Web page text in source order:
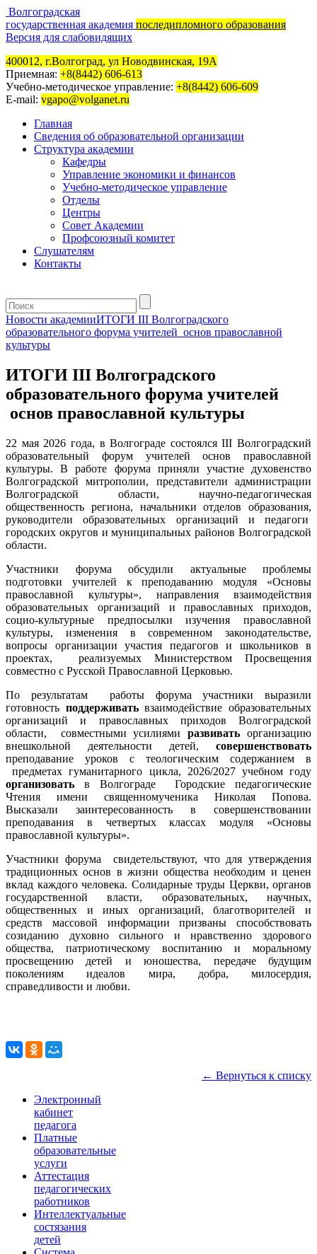
Волгоградская
государственная академия последипломного образования
Версия для слабовидящих
400012, г.Волгоград, ул Новодвинская, 19А
Приемная: +8(8442) 606-613
Учебно-методическое управление: +8(8442) 606-609
E-mail: vgapo@volganet.ru
Главная
Сведения об образовательной организации
Структура академии
Кафедры
Управление экономики и финансов
Учебно-методическое управление
Отделы
Центры
Совет Академии
Профсоюзный комитет
Слушателям
Контакты
Новости академииИТОГИ III Волгоградского
образовательного форума учителей основ православной
культуры
ИТОГИ III Волгоградского
образовательного форума учителей
основ православной культуры
22 мая 2026 года, в Волгограде состоялся III Волгоградский
образовательный форум учителей основ православной
культуры. В работе форума приняли участие духовенство
Волгоградской митрополии, представители администрации
Волгоградской области, научно-педагогическая
общественность региона, начальники отделов образования,
руководители образовательных организаций и педагоги
городских округов и муниципальных районов Волгоградской
области.
Участники форума обсудили актуальные проблемы
подготовки учителей к преподаванию модуля «Основы
православной культуры», направления взаимодействия
образовательных организаций и православных приходов,
социо-культурные предпосылки изучения православной
культуры, изменения в современном законодательстве,
вопросы организации участия педагогов и школьников в
проектах, реализуемых Министерством Просвещения
совместно с Русской Православной Церковью.
По результатам работы форума участники выразили
готовность поддерживатьвзаимодействие образовательных
организаций и православных приходов Волгоградской
области, совместными усилиямиразвивать организацию
внешкольной деятельности детей, совершенствовать
преподавание уроков с теологическим содержанием в
предметах гуманитарного цикла, 2026/2027 учебном году
организовать в Волгограде Городские педагогические
Чтения имени священномученика Николая Попова.
Высказали заинтересованность в совершенствовании
преподавания в четвертых классах модуля «Основы
православной культуры».
Участники форума свидетельствуют, что для утверждения
традиционных основ в жизни общества необходим и ценен
вклад каждого человека. Солидарные труды Церкви, органов
государственной власти, образовательных, научных,
общественных и иных организаций, благотворителей и
средств массовой информации призваны способствовать
созиданию духовно сильного и нравственно здорового
общества, патриотическому воспитанию и моральному
просвещению детей и юношества, передаче будущим
поколениям идеалов мира, добра, милосердия,
справедливости и любви.
← Вернуться к списку
Электронный
кабинет
педагога
Платные
образовательные
услуги
Аттестация
педагогических
работников
Интеллектуальные
состязания
детей